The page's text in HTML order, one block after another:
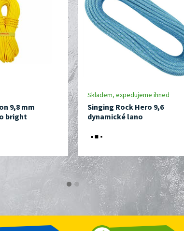
9,8 mm
bright
Skladem, expedujeme ihned
Singing Rock Hero 9,6
dynamické lano